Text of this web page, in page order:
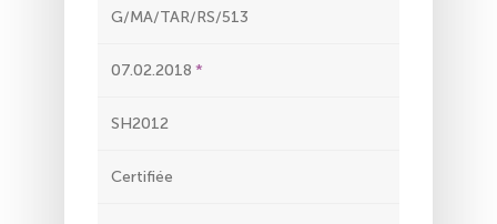
G/MA/TAR/RS/513
07.02.2018
SH2012
Certifiée